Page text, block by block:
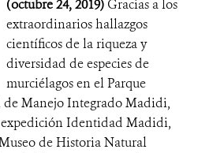
(octubre 24, 2019) Gracias a los
extraordinarios hallazgos
científicos de la riqueza y
diversidad de especies de
murciélagos en el Parque
Manejo Integrado Madidi,
expedición Identidad Madidi,
de Historia Natural